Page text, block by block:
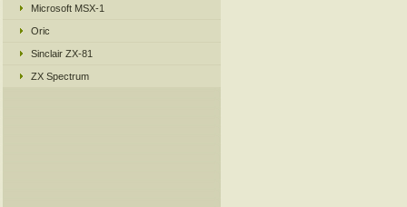
Microsoft MSX-1
Oric
Sinclair ZX-81
ZX Spectrum